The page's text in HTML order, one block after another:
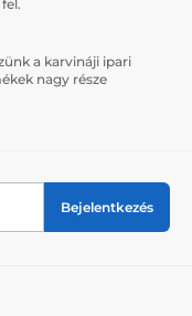
a karvináji ipari
nagy része
Bejelentkezés